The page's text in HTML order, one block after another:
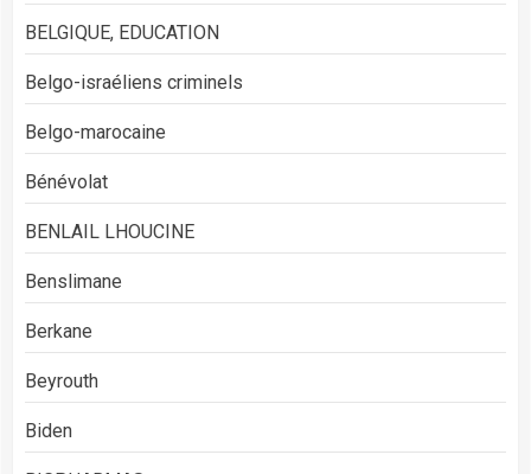
BELGIQUE, EDUCATION
Belgo-israéliens criminels
Belgo-marocaine
Bénévolat
BENLAIL LHOUCINE
Benslimane
Berkane
Beyrouth
Biden